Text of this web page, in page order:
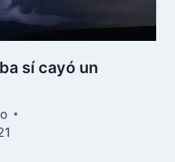
sí cayó un